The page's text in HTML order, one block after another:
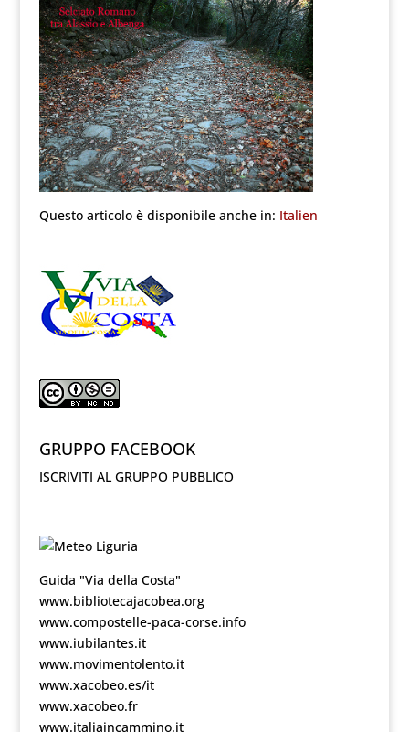
Questo articolo è disponibile anche in: Italien
GRUPPO FACEBOOK
ISCRIVITI AL GRUPPO PUBBLICO
Guida "Via della Costa"
www.bibliotecajacobea.org
www.compostelle-paca-corse.info
www.iubilantes.it
www.movimentolento.it
www.xacobeo.es/it
www.xacobeo.fr
www.italiaincammino.it